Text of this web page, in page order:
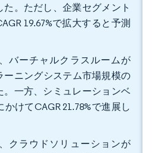
た。ただし、企業セグメント
19.67%で拡大すると予測
バーチャルクラスルームが
ーニングシステム市場規模の
。一方、シミュレーションベ
けてCAGR 21.78%で進展し
クラウドソリューションが